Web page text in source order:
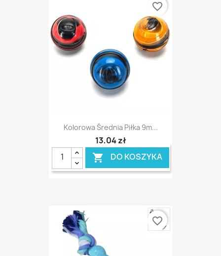
Kolorowa Średnia Piłka 9m...
13,04 zł
 DO KOSZYKA
favorite_border
favorite_border